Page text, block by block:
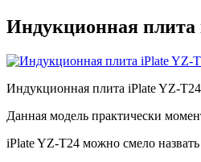
Индукционная плита
Индукционная плита iPlate YZ-
Данная модель практически
iPlate YZ-T24 можно смело